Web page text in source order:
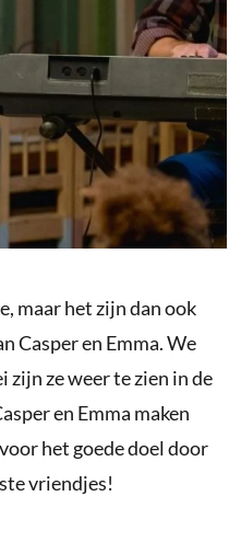
maar het zijn dan ook
Casper en Emma. We
ze weer te zien in de
en Emma maken
het goede doel door
vriendjes!